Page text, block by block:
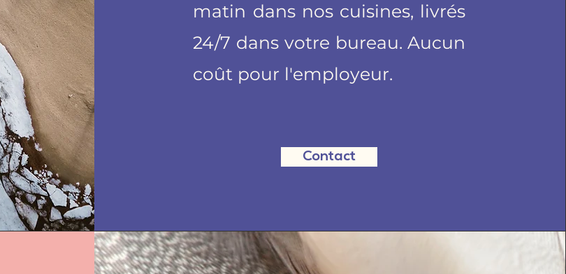
matin dans nos cuisines, livrés
24/7 dans votre bureau. Aucun
coût pour l'employeur.
Contact